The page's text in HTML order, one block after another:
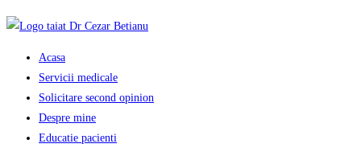
Skip
content Acasa
Servicii medicale
Solicitare second opinion
Despre mine
Educatie pacienti